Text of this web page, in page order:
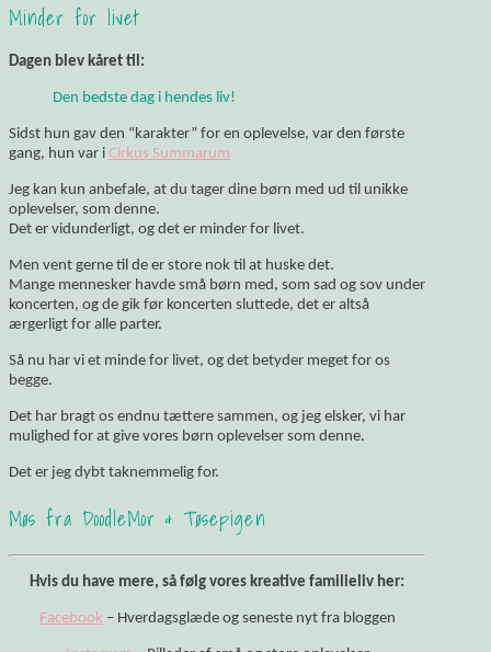
Minder for livet
Dagen blev kåret til:
Den bedste dag i hendes liv!
Sidst hun gav den “karakter” for en oplevelse, var den første
gang, hun var i Cirkus Summarum
Jeg kan kun anbefale, at du tager dine børn med ud til unikke
oplevelser, som denne.
Det er vidunderligt, og det er minder for livet.
Men vent gerne til de er store nok til at huske det.
Mange mennesker havde små børn med, som sad og sov under
koncerten, og de gik før koncerten sluttede, det er altså
ærgerligt for alle parter.
Så nu har vi et minde for livet, og det betyder meget for os
begge.
Det har bragt os endnu tættere sammen, og jeg elsker, vi har
mulighed for at give vores børn oplevelser som denne.
Det er jeg dybt taknemmelig for.
Møs fra DoodleMor & Tøsepigen
Hvis du have mere, så følg vores kreative familieliv her:
Facebook – Hverdagsglæde og seneste nyt fra bloggen